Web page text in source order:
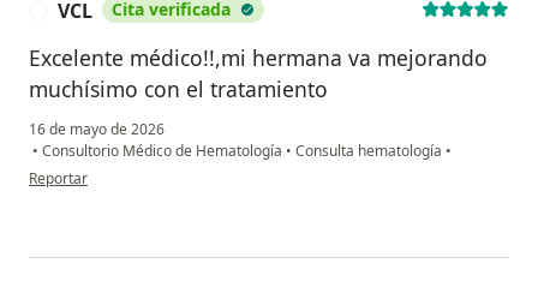
VCL Cita verificada
Excelente médico!!,mi hermana va mejorando
muchísimo con el tratamiento
16 de mayo de 2026
• Consultorio Médico de Hematología • Consulta hematología •
en opinión del usuario VCL
Reportar